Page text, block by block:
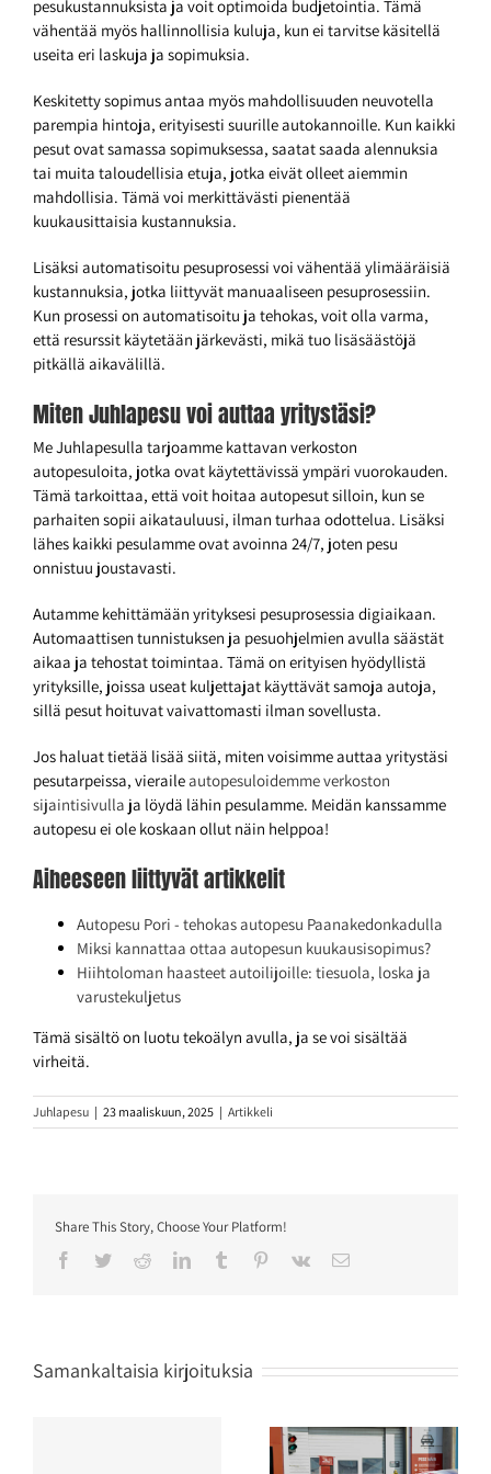
pesukustannuksista ja voit optimoida budjetointia. Tämä
vähentää myös hallinnollisia kuluja, kun ei tarvitse käsitellä
useita eri laskuja ja sopimuksia.
Keskitetty sopimus antaa myös mahdollisuuden neuvotella
parempia hintoja, erityisesti suurille autokannoille. Kun kaikki
pesut ovat samassa sopimuksessa, saatat saada alennuksia
tai muita taloudellisia etuja, jotka eivät olleet aiemmin
mahdollisia. Tämä voi merkittävästi pienentää
kuukausittaisia kustannuksia.
Lisäksi automatisoitu pesuprosessi voi vähentää ylimääräisiä
kustannuksia, jotka liittyvät manuaaliseen pesuprosessiin.
Kun prosessi on automatisoitu ja tehokas, voit olla varma,
että resurssit käytetään järkevästi, mikä tuo lisäsäästöjä
pitkällä aikavälillä.
Miten Juhlapesu voi auttaa yritystäsi?
Me Juhlapesulla tarjoamme kattavan verkoston
autopesuloita, jotka ovat käytettävissä ympäri vuorokauden.
Tämä tarkoittaa, että voit hoitaa autopesut silloin, kun se
parhaiten sopii aikatauluusi, ilman turhaa odottelua. Lisäksi
lähes kaikki pesulamme ovat avoinna 24/7, joten pesu
onnistuu joustavasti.
Autamme kehittämään yrityksesi pesuprosessia digiaikaan.
Automaattisen tunnistuksen ja pesuohjelmien avulla säästät
aikaa ja tehostat toimintaa. Tämä on erityisen hyödyllistä
yrityksille, joissa useat kuljettajat käyttävät samoja autoja,
sillä pesut hoituvat vaivattomasti ilman sovellusta.
Jos haluat tietää lisää siitä, miten voisimme auttaa yritystäsi
pesutarpeissa, vieraileautopesuloidemme verkoston
sijaintisivulla ja löydä lähin pesulamme. Meidän kanssamme
autopesu ei ole koskaan ollut näin helppoa!
Aiheeseen liittyvät artikkelit
Autopesu Pori - tehokas autopesu Paanakedonkadulla
Miksi kannattaa ottaa autopesun kuukausisopimus?
Hiihtoloman haasteet autoilijoille: tiesuola, loska ja
varustekuljetus
Tämä sisältö on luotu tekoälyn avulla, ja se voi sisältää
virheitä.
Juhlapesu | 23 maaliskuun, 2025 | Artikkeli
Share This Story, Choose Your Platform!
Facebook
TwitterRedditLinkedInTumblr Pinterest
Vk Sähköposti
Samankaltaisia kirjoituksia